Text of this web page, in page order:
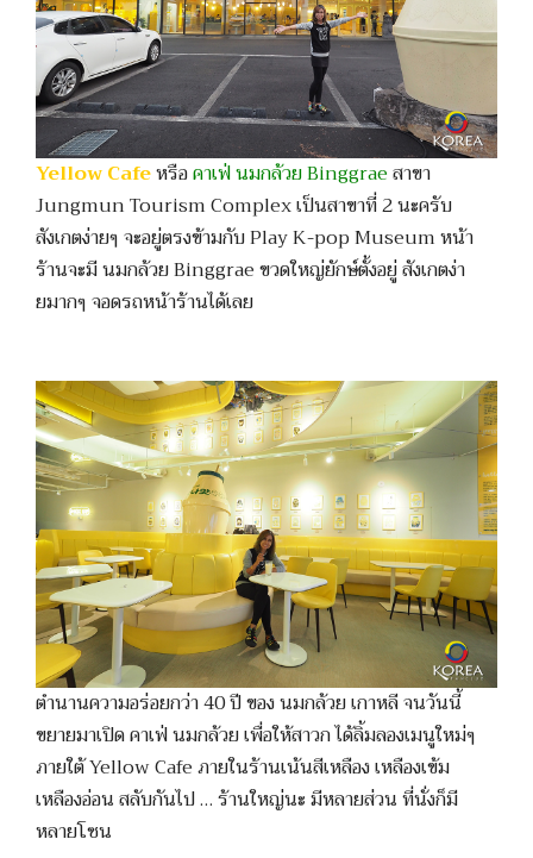
Yellow Cafeหรือคาเฟ่ นมกล้วย Binggraeสาขา
Jungmun Tourism Complex เป็นสาขาที่ 2 นะครับ
สังเกตง่ายๆ จะอยู่ตรงข้ามกับ Play K-pop Museum หน้า
ร้านจะมี นมกล้วย Binggrae ขวดใหญ่ยักษ์ตั้งอยู่ สังเกตง่า
ยมากๆ จอดรถหน้าร้านได้เลย
ตำนานความอร่อยกว่า 40 ปี ของ นมกล้วย เกาหลี จนวันนี้
ขยายมาเปิด คาเฟ่ นมกล้วย เพื่อให้สาวก ได้ลิ้มลองเมนูใหม่ๆ
ภายใต้ Yellow Cafe ภายในร้านเน้นสีเหลือง เหลืองเข้ม
เหลืองอ่อน สลับกันไป … ร้านใหญ่นะ มีหลายส่วน ที่นั่งก็มี
หลายโซน